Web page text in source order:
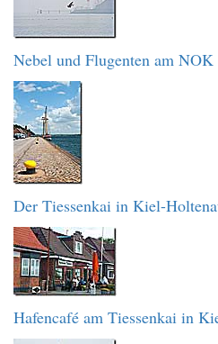
Nebel und Flugenten am NOK
Der Tiessenkai in Kiel-
Hafencafé am Tiessenkai in